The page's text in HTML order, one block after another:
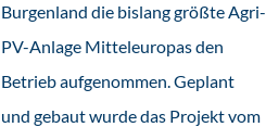
Burgenland die bislang größte Agri-
PV-Anlage Mitteleuropas den
Betrieb aufgenommen. Geplant
und gebaut wurde das Projekt vom